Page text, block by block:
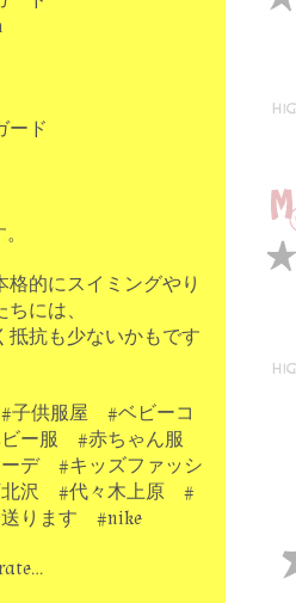
ード
格的にスイミングやり
には、
抵抗も少ないかもです
供服屋 #ベビーコ
ー服 #赤ちゃん服
デ #キッズファッシ
沢 #代々木上原 #
ります #nike